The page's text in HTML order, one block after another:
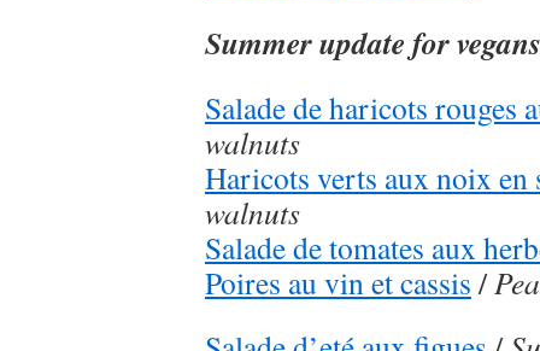
Summer update for vegans
Salade de haricots rouges
walnuts
Haricots verts aux noix en
walnuts
Salade de tomates aux
Poires au vin et cassis /